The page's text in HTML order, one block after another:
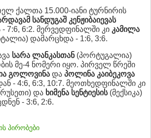
ქალთა 15.000-იანი ტურნირის
სანდუგაშ კენჟიბაიევას
- 7:6, 6:2. მერვედფინალში კი კამილა
დამარცხდა - 1:6, 3:6.
სარა ლანკასთან(პორტუგალია)
მე-4 ნომერი იყო. პირველ წრეში
გოლოვინა და პოლინა კაიბეკოვა
- 4:6, 6:3, 10:7. მეოთხედფინალში კი
და ხიმენა სენტიესის(მექსიკა)
- 3:6, 2:6.
პირობები